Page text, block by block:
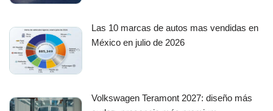
Las 10 marcas de autos mas vendidas en
México en julio de 2026
Volkswagen Teramont 2027: diseño más